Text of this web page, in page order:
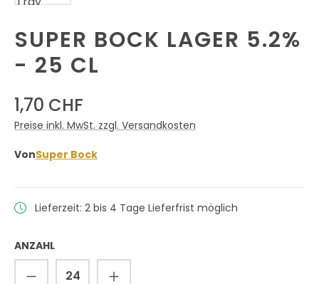
SUPER BOCK LAGER 5.2%
- 25 CL
1,70 CHF
Preise inkl. MwSt. zzgl. Versandkosten
VonSuper Bock
Lieferzeit: 2 bis 4 Tage Lieferfrist möglich
ANZAHL
Produkt Anzahl: Gib den